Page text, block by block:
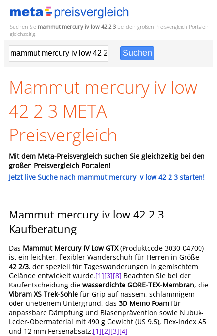
Suchen Sie mammut mercury iv low 42 2 3 bei den großen Preisvergleich Portalen
gleichzeitig!
Mammut mercury iv low
42 2 3 META
Preisvergleich
Mit dem Meta-Preisvergleich suchen Sie gleichzeitig bei den
großen Preisvergleich Portalen!
Jetzt live Suche nach mammut mercury iv low 42 2 3 starten!
Mammut mercury iv low 42 2 3
Kaufberatung
Das Mammut Mercury IV Low GTX(Produktcode 3030-04700)
ist ein leichter, flexibler Wanderschuh für Herren in Größe
42 2/3, der speziell für Tageswanderungen in gemischtem
Gelände entwickelt wurde.[1][3][8] Beachten Sie bei der
Kaufentscheidung die wasserdichte GORE-TEX-Membran, die
Vibram XS Trek-Sohle für Grip auf nassem, schlammigem
oder unebenem Untergrund, das 3D Memo Foam für
anpassbare Dämpfung und Blasenprävention sowie Nubuk-
Leder-Obermaterial mit 490 g Gewicht (US 9.5), Flex-Index A5
und 12 mm Fersenabsatz.[1][2][3][4]